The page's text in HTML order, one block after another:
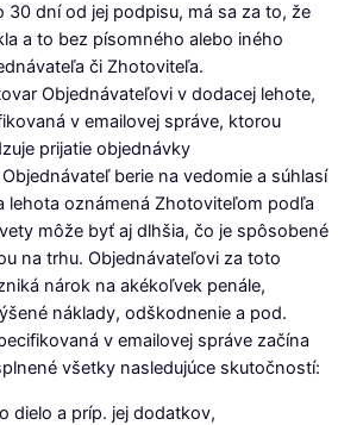
30 dní od jej podpisu, má sa za to, že
a to bez písomného alebo iného
či Zhotoviteľa.
Objednávateľovi v dodacej lehote,
v emailovej správe, ktorou
prijatie objednávky
berie na vedomie a súhlasí
lehota oznámená Zhotoviteľom podľa
môže byť aj dlhšia, čo je spôsobené
na trhu. Objednávateľovi za toto
nárok na akékoľvek penále,
náklady, odškodnenie a pod.
v emailovej správe začína
všetky nasledujúce skutočností:
dielo a príp. jej dodatkov,